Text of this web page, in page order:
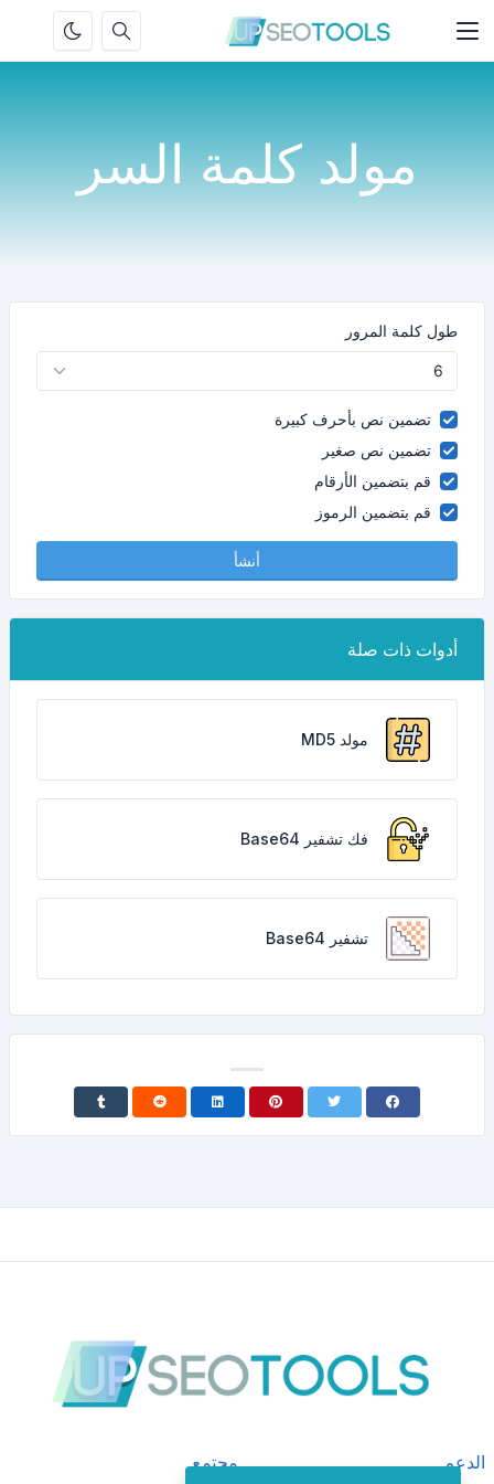
مولد كلمة السر
طول كلمة المرور
تضمين نص بأحرف كبيرة
تضمين نص صغير
قم بتضمين الأرقام
قم بتضمين الرموز
أنشأ
أدوات ذات صلة
مولد MD5
فك تشفير Base64
تشفير Base64
الدعم مجتمع